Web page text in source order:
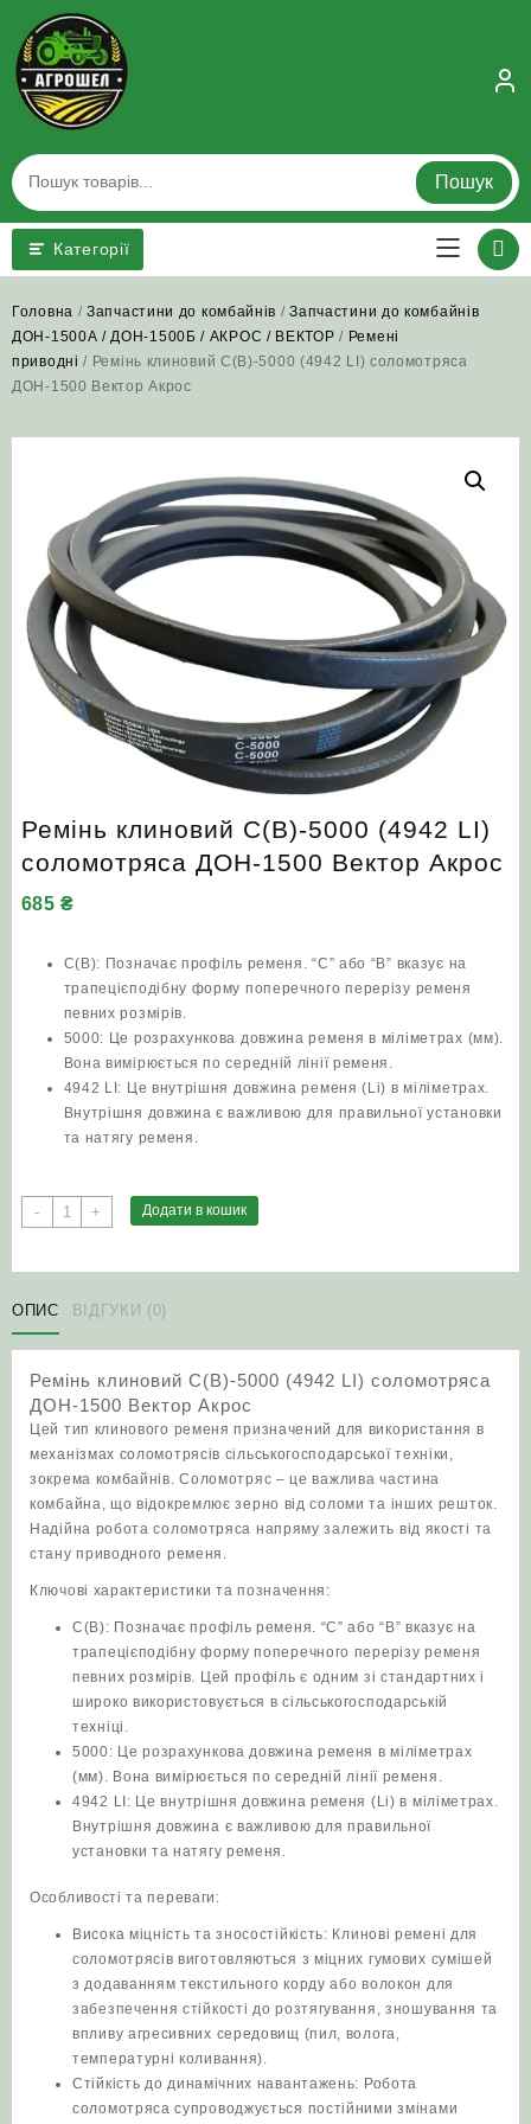
content
Пошук
Категорії
Головна /Запчастини до комбайнів /Запчастини до комбайнів
ДОН-1500А / ДОН-1500Б / АКРОС / ВЕКТОР / Ремені
приводні / Ремінь клиновий С(В)-5000 (4942 LI) соломотряса
ДОН-1500 Вектор Акрос
Ремінь клиновий С(В)-5000 (4942 LI)
соломотряса ДОН-1500 Вектор Акрос
685₴
С(В): Позначає профіль ременя. “С” або “В” вказує на
трапецієподібну форму поперечного перерізу ременя
певних розмірів.
5000: Це розрахункова довжина ременя в міліметрах (мм).
Вона вимірюється по середній лінії ременя.
4942 LI: Це внутрішня довжина ременя (Li) в міліметрах.
Внутрішня довжина є важливою для правильної установки
та натягу ременя.
-
Ремінь
клиновий
LI)
соломотряса
Вектор
Акрос
кількість
+ Додати в кошик
ОПИС ВІДГУКИ (0)
Ремінь клиновий С(В)-5000 (4942 LI) соломотряса
ДОН-1500 Вектор Акрос
Цей тип клинового ременя призначений для використання в
механізмах соломотрясів сільськогосподарської техніки,
зокрема комбайнів. Соломотряс – це важлива частина
комбайна, що відокремлює зерно від соломи та інших решток.
Надійна робота соломотряса напряму залежить від якості та
стану приводного ременя.
Ключові характеристики та позначення:
С(В): Позначає профіль ременя. “С” або “В” вказує на
трапецієподібну форму поперечного перерізу ременя
певних розмірів. Цей профіль є одним зі стандартних і
широко використовується в сільськогосподарській
техніці.
5000: Це розрахункова довжина ременя в міліметрах
(мм). Вона вимірюється по середній лінії ременя.
4942 LI: Це внутрішня довжина ременя (Li) в міліметрах.
Внутрішня довжина є важливою для правильної
установки та натягу ременя.
Особливості та переваги:
Висока міцність та зносостійкість: Клинові ремені для
соломотрясів виготовляються з міцних гумових сумішей
з додаванням текстильного корду або волокон для
забезпечення стійкості до розтягування, зношування та
впливу агресивних середовищ (пил, волога,
температурні коливання).
Стійкість до динамічних навантажень: Робота
соломотряса супроводжується постійними змінами